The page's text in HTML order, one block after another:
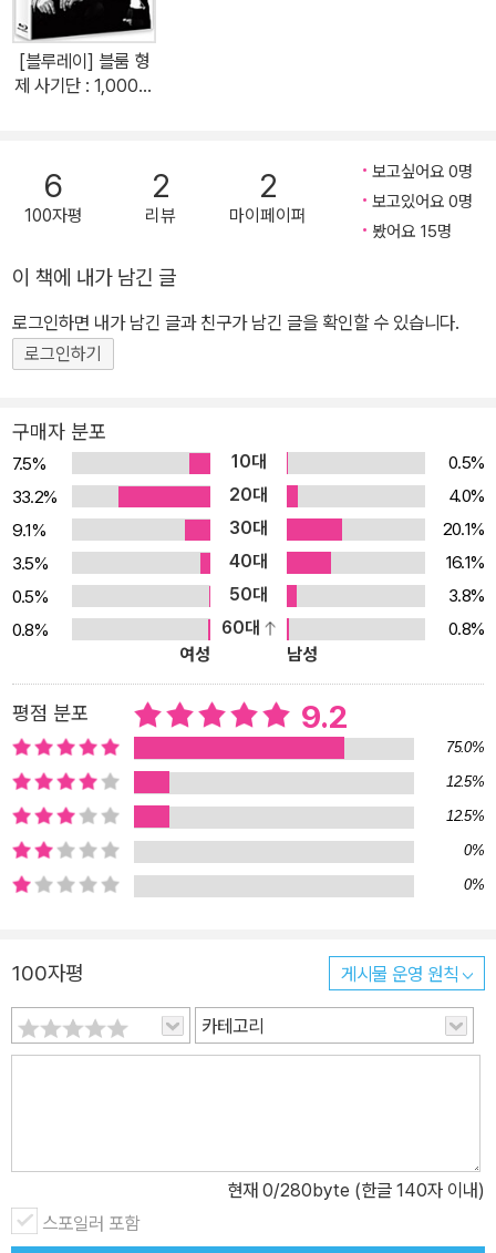
냈다.
[블루레이] 블룸 형
제 사기단 : 1,000장
6
100자평
2
리뷰
2
마이페이퍼
보고싶어요 0명
보고있어요 0명
봤어요 15명
이 책에 내가 남긴 글
로그인하면 내가 남긴 글과 친구가 남긴 글을 확인할 수 있습니다.
로그인하기
구매자 분포
7.5% 10대
0.5%
33.2%
20대
4.0%
9.1%
30대
20.1%
3.5%
40대
16.1%
0.5%
50대
3.8%
0.8%
60대
0.8%
여성
남성
평점 분포 9.2
75.0%
12.5%
12.5%
0%
0%
100자평 게시물 운영 원칙
카테고리
현재 0/280byte (한글 140자 이내)
스포일러 포함